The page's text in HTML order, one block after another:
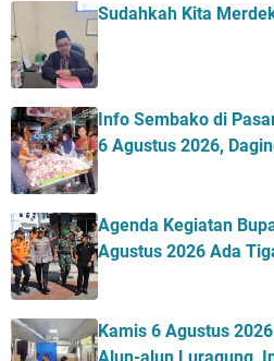
Sudahkah Kita
Info Sembako di
6 Agustus 2026,
Agenda Kegiatan
Agustus 2026 Ada
Kamis 6 Agustus